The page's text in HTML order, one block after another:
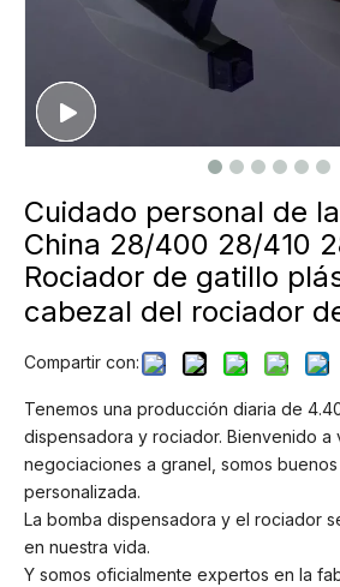
Cuidado personal de
China 28/400 28/410
Rociador de gatillo
cabezal del rociador
Compartir con:
Tenemos una producción diaria de
dispensadora y rociador. Bienvenido a
negociaciones a granel, somos
personalizada.
La bomba dispensadora y el rociador
en nuestra vida.
Y somos oficialmente expertos en la